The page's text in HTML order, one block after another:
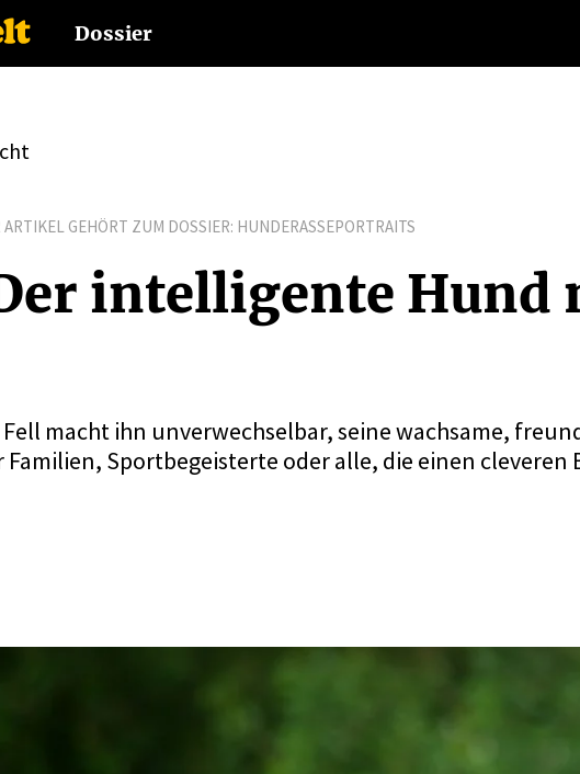
Dossier
ARTIKEL GEHÖRT ZUM DOSSIER: HUNDERASSEPORTRAITS
intel­li­gente Hund
macht ihn unverwechselbar, seine wachsame,
Sportbegeisterte oder alle, die einen cleveren